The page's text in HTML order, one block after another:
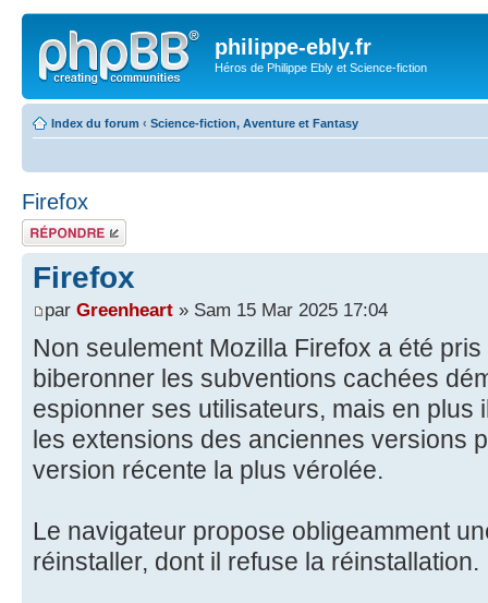
philippe-ebly.fr
Héros de Philippe Ebly et Science-fiction
Index du forum ‹ Science-fiction, Aventure et Fantasy
Firefox
Répondre
Firefox
par Greenheart » Sam 15 Mar 2025 17:04
Non seulement Mozilla Firefox a été
biberonner les subventions cachées
espionner ses utilisateurs, mais en plus
les extensions des anciennes versions
version récente la plus vérolée.
Le navigateur propose obligeamment
réinstaller, dont il refuse la réinstallation.